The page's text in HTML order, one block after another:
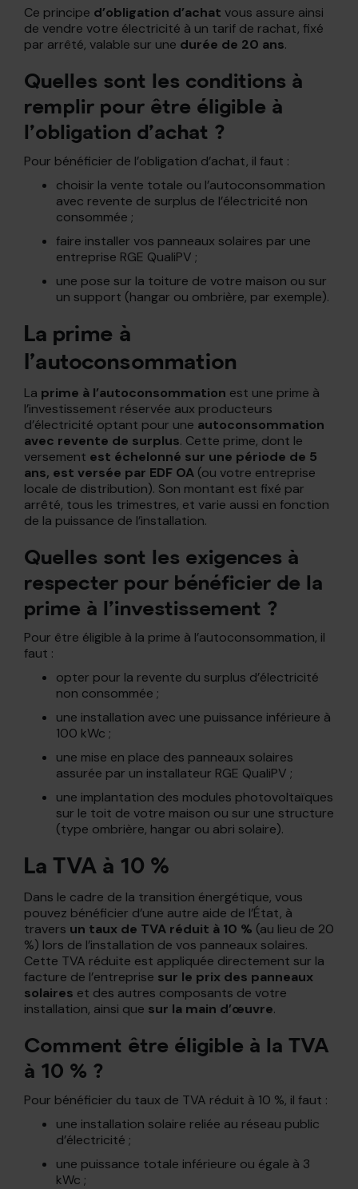
Ce principe d’obligation d’achat vous assure ainsi
de vendre votre électricité à un tarif de rachat, fixé
par arrêté, valable sur une durée de 20 ans.
Quelles sont les conditions à
remplir pour être éligible à
l’obligation d’achat ?
Pour bénéficier de l’obligation d’achat, il faut :
choisir la vente totale ou l’autoconsommation
avec revente de surplus de l’électricité non
consommée ;
faire installer vos panneaux solaires par une
entreprise RGE QualiPV ;
une pose sur la toiture de votre maison ou sur
un support (hangar ou ombrière, par exemple).
La prime à
l’autoconsommation
La prime à l’autoconsommation est une prime à
l’investissement réservée aux producteurs
d’électricité optant pour une autoconsommation
avec revente de surplus. Cette prime, dont le
versement est échelonné sur une période de 5
ans, est versée par EDF OA (ou votre entreprise
locale de distribution). Son montant est fixé par
arrêté, tous les trimestres, et varie aussi en fonction
de la puissance de l’installation.
Quelles sont les exigences à
respecter pour bénéficier de la
prime à l’investissement ?
Pour être éligible à la prime à l’autoconsommation, il
faut :
opter pour la revente du surplus d’électricité
non consommée ;
une installation avec une puissance inférieure à
100 kWc ;
une mise en place des panneaux solaires
assurée par un installateur RGE QualiPV ;
une implantation des modules photovoltaïques
sur le toit de votre maison ou sur une structure
(type ombrière, hangar ou abri solaire).
La TVA à 10 %
Dans le cadre de la transition énergétique, vous
pouvez bénéficier d’une autre aide de l’État, à
travers un taux de TVA réduit à 10 % (au lieu de 20
%) lors de l’installation de vos panneaux solaires.
Cette TVA réduite est appliquée directement sur la
facture de l’entreprise sur le prix des panneaux
solaires et des autres composants de votre
installation, ainsi que sur la main d’œuvre.
Comment être éligible à la TVA
à 10 % ?
Pour bénéficier du taux de TVA réduit à 10 %, il faut :
une installation solaire reliée au réseau public
d’électricité ;
une puissance totale inférieure ou égale à 3
kWc ;